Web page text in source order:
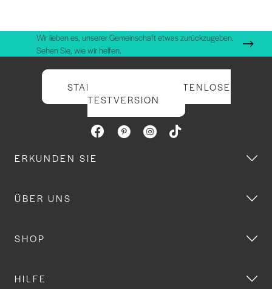
Wir lieben es, unserer Gemeinschaft etwas zurückzugeben.
Sehen Sie, wie wir helfen.
STARTEN SIE IHRE KOSTENLOSE
TESTVERSION
ERKUNDEN SIE
ÜBER UNS
SHOP
HILFE